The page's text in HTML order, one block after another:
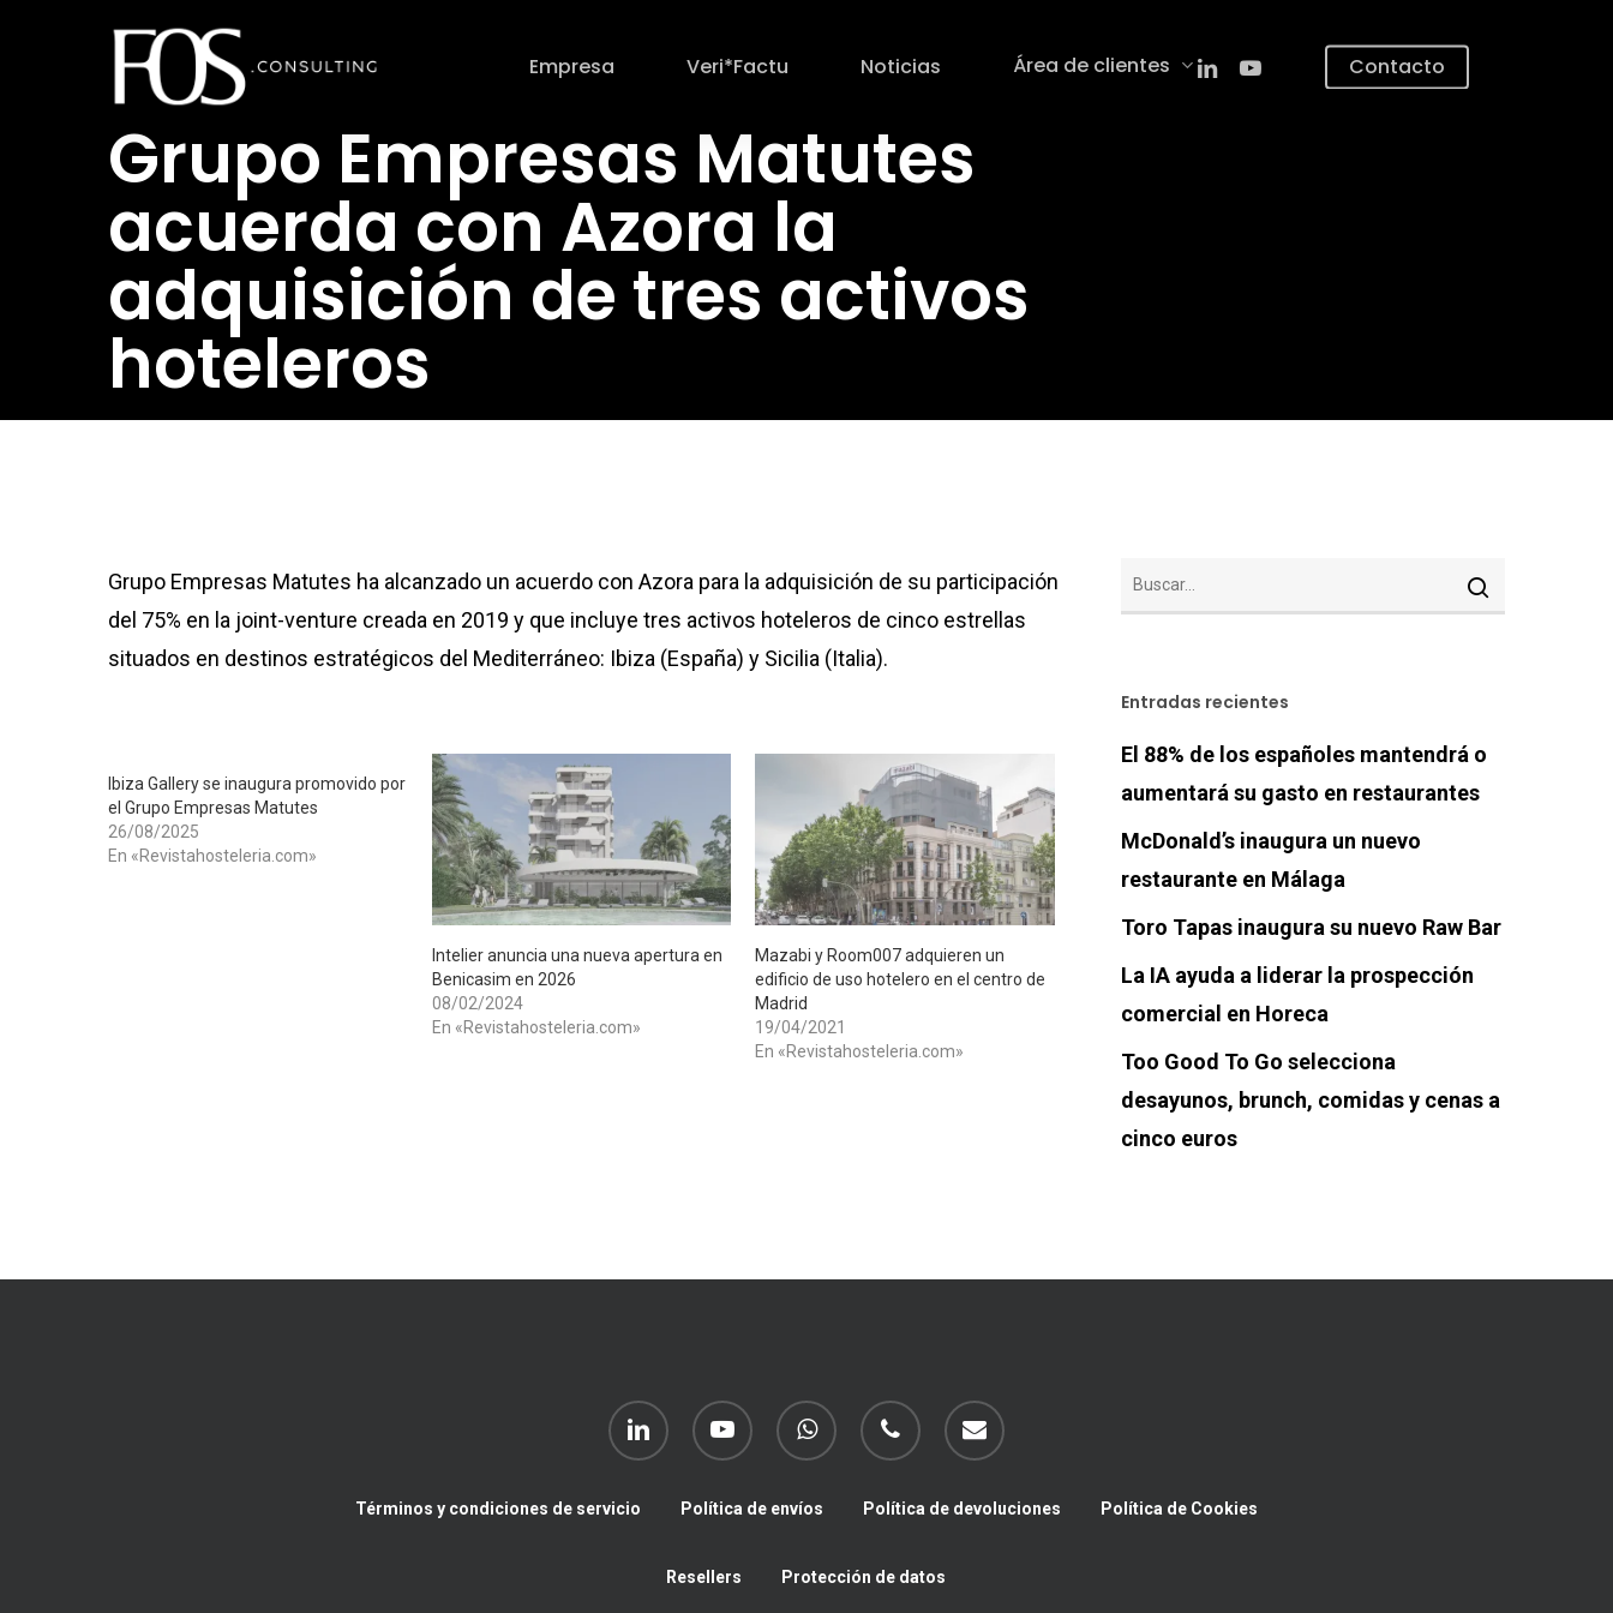
Empresa Veri*Factu Noticias Área de clientes linkedinyoutube Contacto
Grupo Empresas Matutes
acuerda con Azora la
adquisición de tres activos
hoteleros
Revistahosteleria.com
Grupo Empresas Matutes ha alcanzado un acuerdo con Azora para la adquisición de su participación
del 75% en la joint-venture creada en 2019 y que incluye tres activos hoteleros de cinco estrellas
situados en destinos estratégicos del Mediterráneo: Ibiza (España) y Sicilia (Italia).
Ibiza Gallery se inaugura promovido por
el Grupo Empresas Matutes
26/08/2025
En «Revistahosteleria.com»
Intelier anuncia una nueva apertura en
Benicasim en 2026
08/02/2024
En «Revistahosteleria.com»
Mazabi y Room007 adquieren un
edificio de uso hotelero en el centro de
Madrid
19/04/2021
En «Revistahosteleria.com»
Entradas recientes
El 88% de los españoles mantendrá o
aumentará su gasto en restaurantes
McDonald’s inaugura un nuevo
restaurante en Málaga
Toro Tapas inaugura su nuevo Raw Bar
La IA ayuda a liderar la prospección
comercial en Horeca
Too Good To Go selecciona
desayunos, brunch, comidas y cenas a
cinco euros
linkedin youtube whatsapp phone email
Términos y condiciones de servicio Política de envíos Política de devoluciones Política de Cookies
Resellers Protección de datos